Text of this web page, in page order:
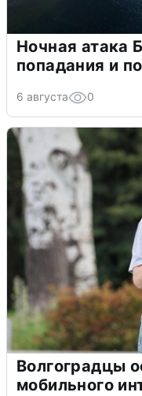
Ночная атака
попадания и
6 августа 0
Волгоградцы
мобильного